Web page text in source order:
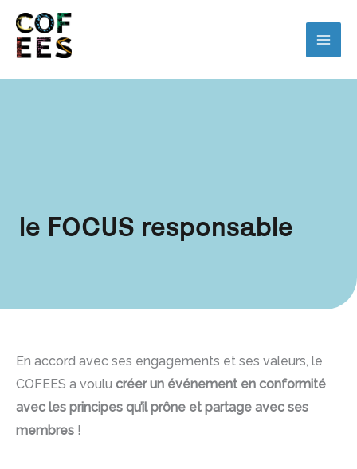
le FOCUS responsable
En accord avec ses engagements et ses valeurs, le
COFEES a voulu créer un événement en conformité
avec les principes qu’il prône et partage avec ses
membres !